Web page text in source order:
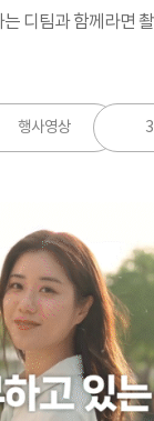
디팀과 함께라면
행사영상